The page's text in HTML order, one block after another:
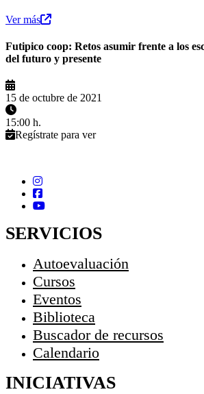
Ver más
Futipico coop: Retos asumir frente a los
del futuro y presente
15 de octubre de 2021
15:00 h.
Regístrate para ver
SERVICIOS
Autoevaluación
Cursos
Eventos
Biblioteca
Buscador de recursos
Calendario
INICIATIVAS